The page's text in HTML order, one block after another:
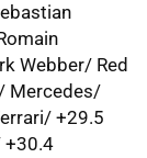
Webber/ Red
Mercedes/
+29.5
+30.4